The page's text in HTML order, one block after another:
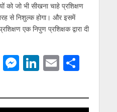
को जो भी सीखना चाहे प्रशिक्षण
से निशुल्क होगा। और इसमें
एक निपुण प्रशिक्षक द्वारा दी
M
ss
Li
k
E
ai
S
ar